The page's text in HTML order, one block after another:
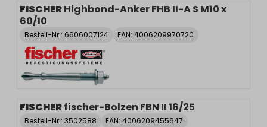
FISCHERHighbond-Anker FHB II-A S M10 x
60/10
Bestell-Nr.: 6606007124 EAN: 4006209970720
FISCHERfischer-Bolzen FBN II 16/25
Bestell-Nr.: 3502588 EAN: 4006209455647